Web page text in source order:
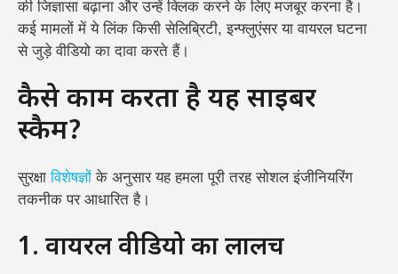
की जिज्ञासा बढ़ाना और उन्हें क्लिक करने के लिए मजबूर करना है।
कई मामलों में ये लिंक किसी सेलिब्रिटी, इन्फ्लुएंसर या वायरल घटना
से जुड़े वीडियो का दावा करते हैं।
कैसे काम करता है यह साइबर
स्कैम?
सुरक्षाविशेषज्ञों के अनुसार यह हमला पूरी तरह सोशल इंजीनियरिंग
तकनीक पर आधारित है।
1. वायरल वीडियो का लालच